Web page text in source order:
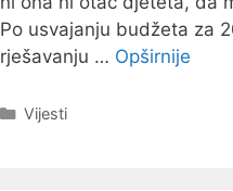
Po usvajanju budžeta za
rješavanju … Opširnije
Kategorije
Vijesti